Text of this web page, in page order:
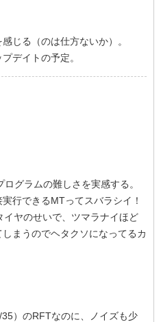
じる（のは仕方ないか）。
デイトの予定。
グラムの難しさを実感する。
行できるMTってスバラシイ！
イヤのせいで、ツマラナイほど
まうのでヘタクソになってるカ
）のRFTなのに、ノイズも少